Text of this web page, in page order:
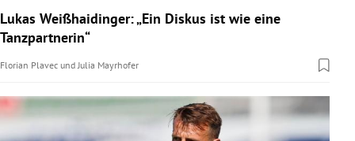
Lukas Weißhaidinger: „Ein Diskus ist wie eine
Tanzpartnerin“
Florian Plavec undJulia Mayrhofer